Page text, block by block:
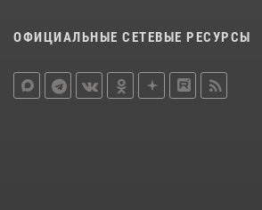
ОФИЦИАЛЬНЫЕ СЕТЕВЫЕ РЕСУРСЫ